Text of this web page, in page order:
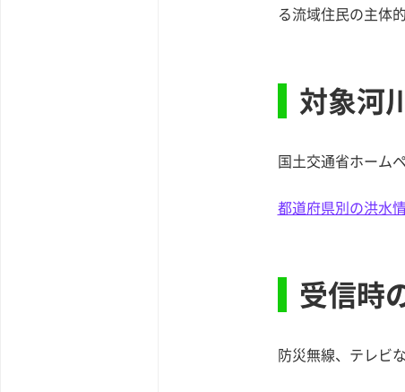
る流域住民の主体
対象河
国土交通省ホーム
都道府県別の洪水
受信時
防災無線、テレビ